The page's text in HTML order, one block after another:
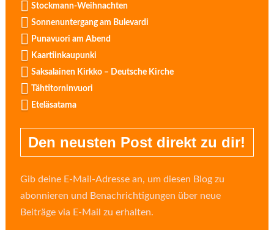
Stockmann-Weihnachten
Sonnenuntergang am Bulevardi
Punavuori am Abend
Kaartiinkaupunki
Saksalainen Kirkko – Deutsche Kirche
Tähtitorninvuori
Eteläsatama
Den neusten Post direkt zu dir!
Gib deine E-Mail-Adresse an, um diesen Blog zu
abonnieren und Benachrichtigungen über neue
Beiträge via E-Mail zu erhalten.